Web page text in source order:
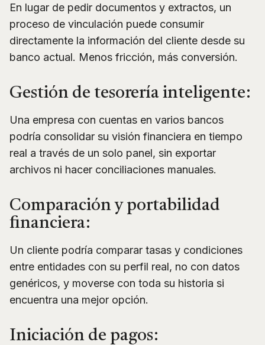
En lugar de pedir documentos y extractos, un
proceso de vinculación puede consumir
directamente la información del cliente desde su
banco actual. Menos fricción, más conversión.
Gestión de tesorería inteligente:
Una empresa con cuentas en varios bancos
podría consolidar su visión financiera en tiempo
real a través de un solo panel, sin exportar
archivos ni hacer conciliaciones manuales.
Comparación y portabilidad
financiera:
Un cliente podría comparar tasas y condiciones
entre entidades con su perfil real, no con datos
genéricos, y moverse con toda su historia si
encuentra una mejor opción.
Iniciación de pagos: